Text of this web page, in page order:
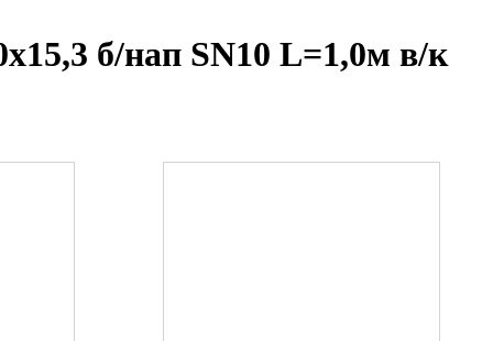
б/нап SN10 L=1,0м в/к